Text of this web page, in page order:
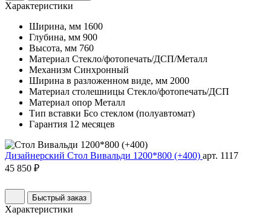
Характеристики
Ширина, мм 1600
Глубина, мм 900
Высота, мм 760
Материал Стекло/фотопечать/ДСП/Металл
Механизм Синхронный
Ширина в разложенном виде, мм 2000
Материал столешницы Стекло/фотопечать/ДСП
Материал опор Металл
Тип вставки Бсо стеклом (полуавтомат)
Гарантия 12 месяцев
Дизайнерский Стол Вивальди 1200*800 (+400) арт. 1117
45 850 ₽
Быстрый заказ
Характеристики